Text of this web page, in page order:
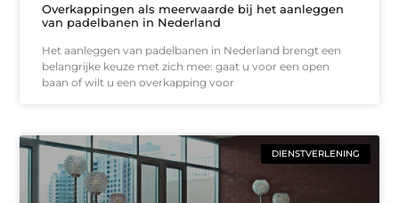
Overkappingen als meerwaarde bij het aanleggen
van padelbanen in Nederland
Het aanleggen van padelbanen in Nederland brengt een
belangrijke keuze met zich mee: gaat u voor een open
baan of wilt u een overkapping voor
DIENSTVERLENING